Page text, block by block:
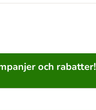
och rabatter!